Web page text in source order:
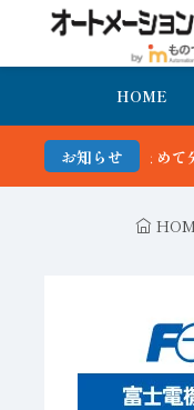
HOME
お知らせ
ション新聞 最新号＆